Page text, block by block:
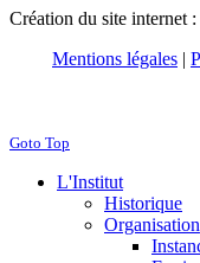
Création du site internet :
Mentions légales |
Goto Top
L'Institut
Historique
Organisation